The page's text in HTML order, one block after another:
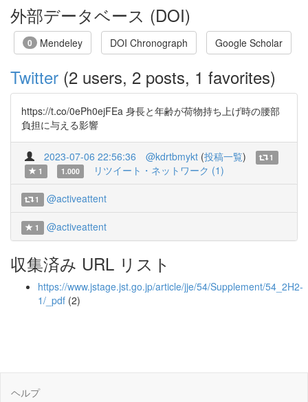
外部データベース (DOI)
0 Mendeley DOI Chronograph Google Scholar
Twitter (2 users, 2 posts, 1 favorites)
https://t.co/0ePh0ejFEa 身長と年齢が荷物持ち上げ時の腰部
負担に与える影響
2023-07-06 22:56:36 @kdrtbmykt (投稿一覧)
1
1
1.000 リツイート・ネットワーク (1)
1 @activeattent
1 @activeattent
収集済み URL リスト
https://www.jstage.jst.go.jp/article/jje/54/Supplement/54_2H2-
1/_pdf (2)
ヘルプ